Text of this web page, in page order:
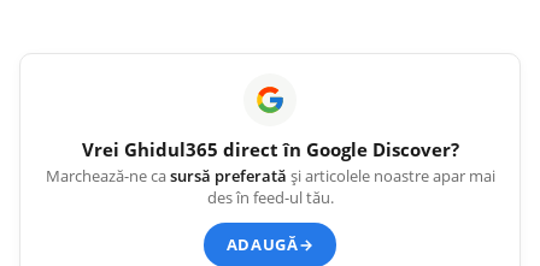
Vrei Ghidul365 direct în Google Discover?
Marchează-ne casursă preferată și articolele noastre apar mai
des în feed-ul tău.
ADAUGĂ→